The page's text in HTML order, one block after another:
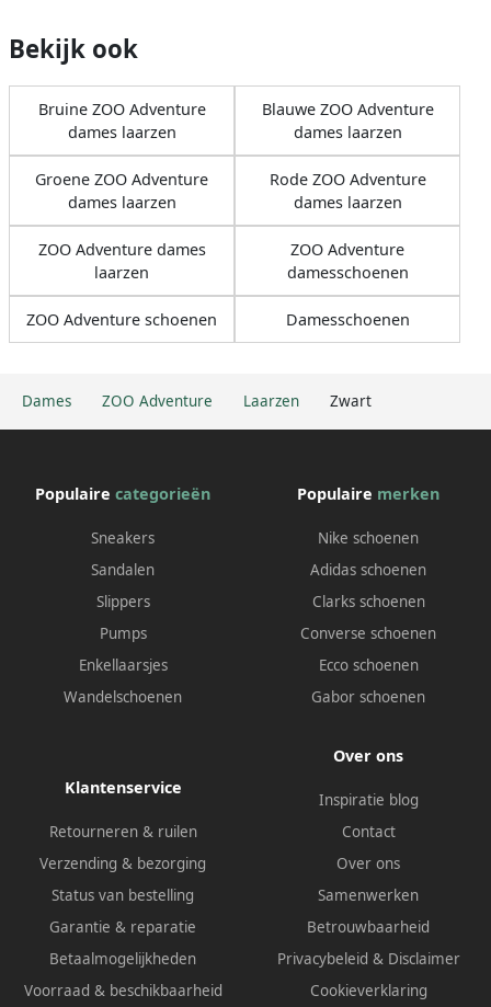
Dames ZOO Adventure Laarzen Zwart
Bekijk ook
Bruine ZOO Adventure
dames laarzen
Blauwe ZOO Adventure
dames laarzen
Groene ZOO Adventure
dames laarzen
Rode ZOO Adventure
dames laarzen
ZOO Adventure dames
laarzen
ZOO Adventure
damesschoenen
ZOO Adventure schoenen Damesschoenen
Populaire categorieën
Sneakers
Sandalen
Slippers
Pumps
Enkellaarsjes
Wandelschoenen
Populaire merken
Nike schoenen
Adidas schoenen
Clarks schoenen
Converse schoenen
Ecco schoenen
Gabor schoenen
Klantenservice
Retourneren & ruilen
Verzending & bezorging
Status van bestelling
Garantie & reparatie
Betaalmogelijkheden
Voorraad & beschikbaarheid
Over ons
Inspiratie blog
Contact
Over ons
Samenwerken
Betrouwbaarheid
Privacybeleid & Disclaimer
Cookieverklaring